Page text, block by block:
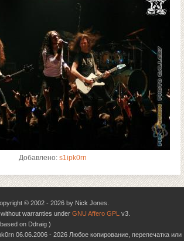
Добавлено: s1ipk0rn
© 2002 - 2026 by Nick Jones.
warranties under GNU Affero GPL v3.
on Ddraig )
06.06.2006 - 2026 Любое копирование, перепечатка или